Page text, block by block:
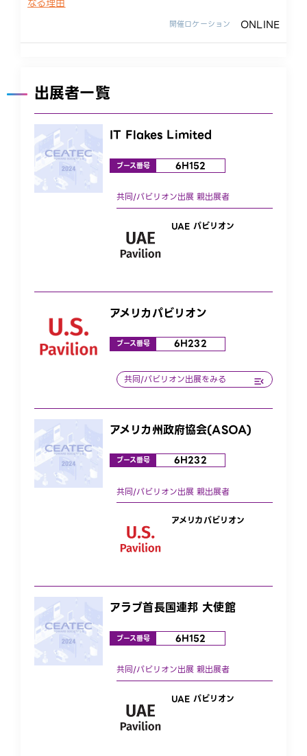
開催ロケーション ONLINE
出展者一覧
IT Flakes Limited
ブース番号 6H152
UAE パビリオン
アメリカパビリオン
ブース番号 6H232
アメリカ州政府協会(ASOA)
ブース番号 6H232
アメリカパビリオン
アラブ首長国連邦 大使館
ブース番号 6H152
UAE パビリオン